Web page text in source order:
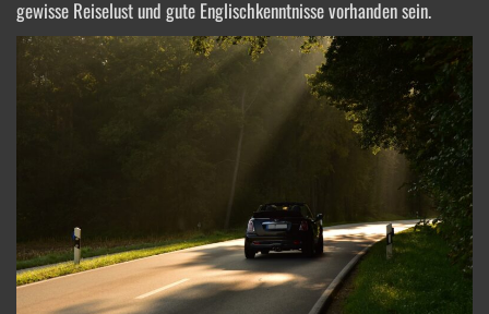
gewisse Reiselust und gute Englischkenntnisse vorhanden sein.